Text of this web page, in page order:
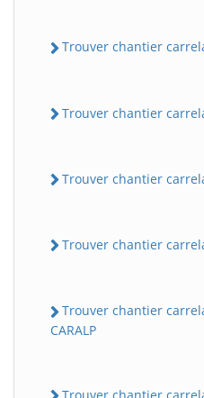
Trouver chantier
Trouver chantier
Trouver chantier
Trouver chantier
Trouver chantier
CARALP
Trouver chantier